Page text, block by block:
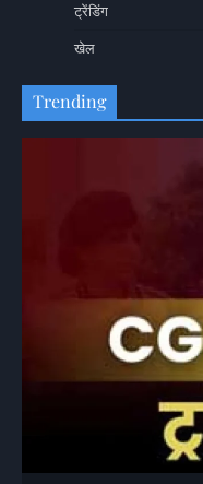
ट्रेंडिंग
खेल
Trending